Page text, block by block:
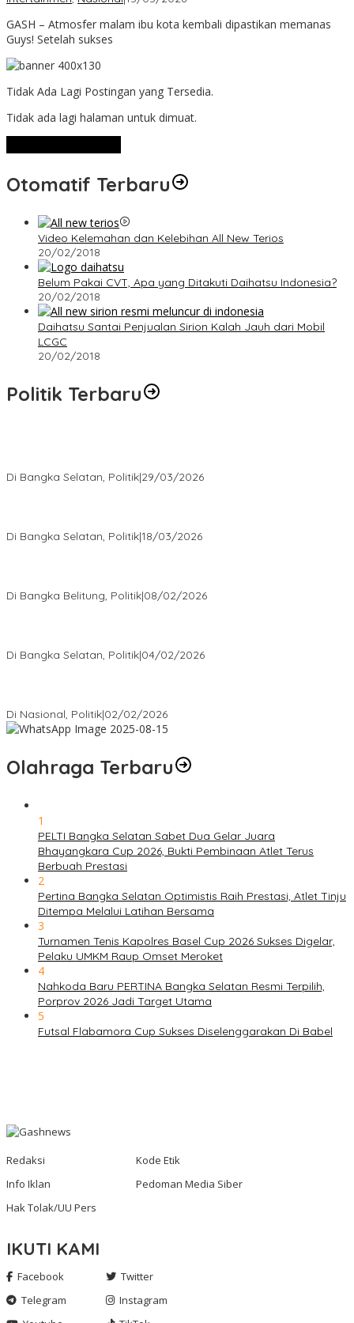
GASH – Atmosfer malam ibu kota kembali dipastikan memanas
Guys! Setelah sukses
Tidak Ada Lagi Postingan yang Tersedia.
Tidak ada lagi halaman untuk dimuat.
Otomatif Terbaru
Video Kelemahan dan Kelebihan All New Terios
20/02/2018
Belum Pakai CVT, Apa yang Ditakuti Daihatsu Indonesia?
20/02/2018
Daihatsu Santai Penjualan Sirion Kalah Jauh dari Mobil
LCGC
20/02/2018
Politik Terbaru
Di Bangka Selatan, Politik|29/03/2026
Di Bangka Selatan, Politik|18/03/2026
Di Bangka Belitung, Politik|08/02/2026
Di Bangka Selatan, Politik|04/02/2026
Di Nasional, Politik|02/02/2026
Olahraga Terbaru
1
PELTI Bangka Selatan Sabet Dua Gelar Juara
Bhayangkara Cup 2026, Bukti Pembinaan Atlet Terus
Berbuah Prestasi
2
Pertina Bangka Selatan Optimistis Raih Prestasi, Atlet Tinju
Ditempa Melalui Latihan Bersama
3
Turnamen Tenis Kapolres Basel Cup 2026 Sukses Digelar,
Pelaku UMKM Raup Omset Meroket
4
Nahkoda Baru PERTINA Bangka Selatan Resmi Terpilih,
Porprov 2026 Jadi Target Utama
5
Futsal Flabamora Cup Sukses Diselenggarakan Di Babel
Redaksi
Kode Etik
Info Iklan
Pedoman Media Siber
Hak Tolak/UU Pers
IKUTI KAMI
Facebook
Twitter
Telegram
Instagram